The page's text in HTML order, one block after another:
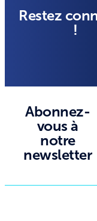
Restez
!
Abonnez-
vous à
notre
newsletter